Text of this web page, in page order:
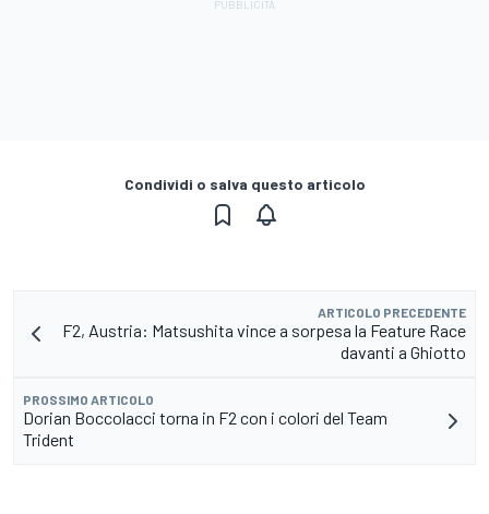
Condividi o salva questo articolo
ARTICOLO PRECEDENTE
F2, Austria: Matsushita vince a sorpesa la Feature Race
davanti a Ghiotto
PROSSIMO ARTICOLO
Dorian Boccolacci torna in F2 con i colori del Team
Trident